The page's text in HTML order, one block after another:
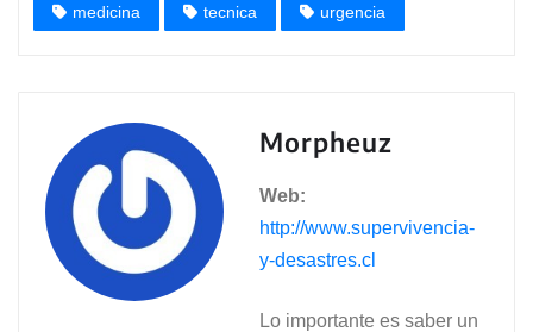
medicina tecnica urgencia
Morpheuz
Web:
http://www.supervivencia-
y-desastres.cl
Lo importante es saber un